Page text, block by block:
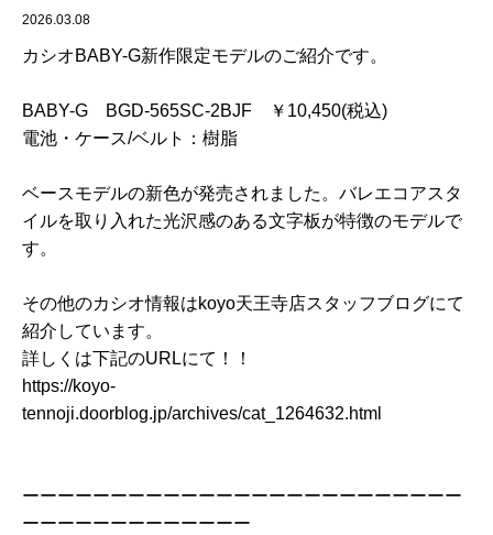
2026.03.08
カシオBABY-G新作限定モデルのご紹介です。
BABY-G BGD-565SC-2BJF ￥10,450(税込)
電池・ケース/ベルト：樹脂
ベースモデルの新色が発売されました。バレエコアスタ
イルを取り入れた光沢感のある文字板が特徴のモデルで
す。
その他のカシオ情報はkoyo天王寺店スタッフブログにて
紹介しています。
詳しくは下記のURLにて！！
https://koyo-
tennoji.doorblog.jp/archives/cat_1264632.html
ーーーーーーーーーーーーーーーーーーーーーーーーー
ーーーーーーーーーーーーー